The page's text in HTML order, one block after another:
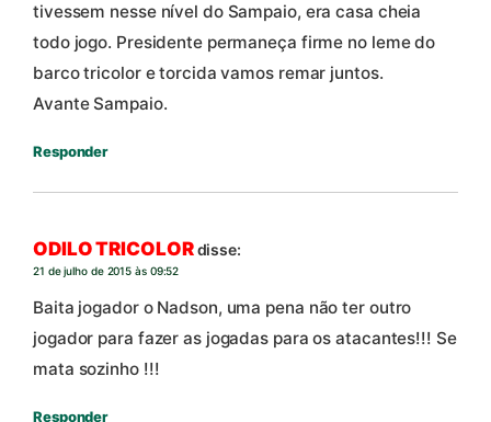
tivessem nesse nível do Sampaio, era casa cheia
todo jogo. Presidente permaneça firme no leme do
barco tricolor e torcida vamos remar juntos.
Avante Sampaio.
Responder
ODILO TRICOLORdisse:
21 de julho de 2015 às 09:52
Baita jogador o Nadson, uma pena não ter outro
jogador para fazer as jogadas para os atacantes!!! Se
mata sozinho !!!
Responder